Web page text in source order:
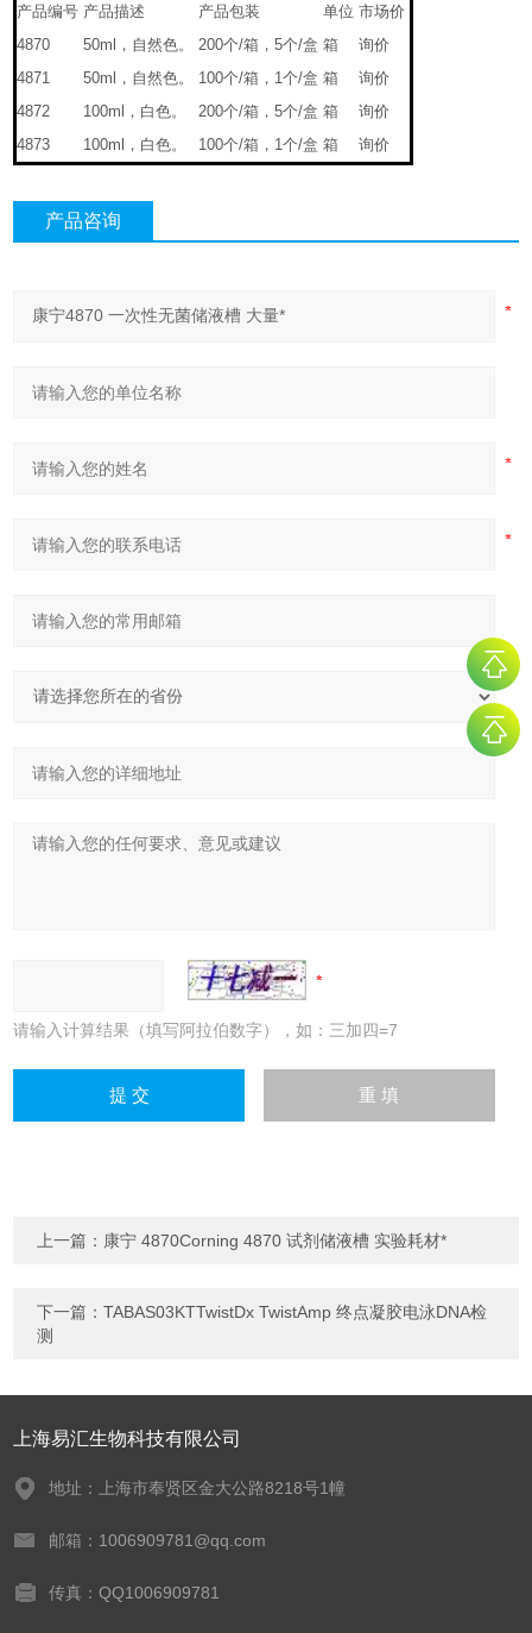
产品编号 产品描述 产品包装 单位市场价
4870
50ml，自然色。200个/箱，5个/盒箱
询价
4871
50ml，自然色。 100个/箱，1个/盒箱
询价
4872
100ml，白色。 200个/箱，5个/盒箱
询价
4873
100ml，白色。 100个/箱，1个/盒箱 询价
产品咨询
请输入计算结果（填写阿拉伯数字），如：三加四=7
上一篇： 康宁 4870Corning 4870 试剂储液槽 实验耗材*
下一篇：TABAS03KTTwistDx TwistAmp 终点凝胶电泳DNA检
测
上海易汇生物科技有限公司
地址：上海市奉贤区金大公路8218号1幢
邮箱：1006909781@qq.com
传真：QQ1006909781